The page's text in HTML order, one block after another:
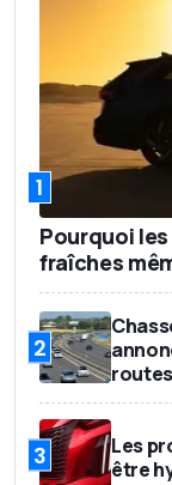
1
Pourquoi
fraîches
2
routes
3
Les
être